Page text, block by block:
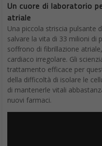
Un cuore di laboratorio
atriale
Una piccola striscia pulsante
salvare la vita di 33 milioni di
soffrono di fibrillazione
cardiaco irregolare. Gli
trattamento efficace per
della difficoltà di isolare le
di mantenerle vitali
nuovi farmaci.